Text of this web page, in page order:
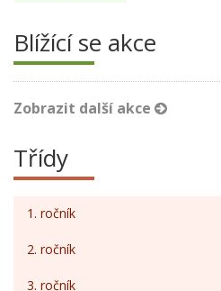
Blížící se akce
Zobrazit další akce
Třídy
1. ročník
2. ročník
3. ročník